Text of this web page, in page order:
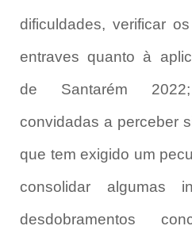
dificuldades, verificar
entraves quanto à
de Santarém
convidadas a perceber
que tem exigido um
consolidar algumas
desdobramentos